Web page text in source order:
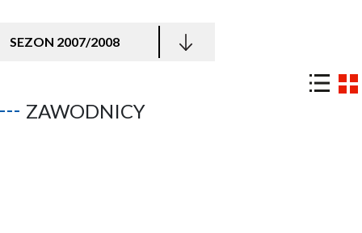
SEZON 2007/2008
ZAWODNICY